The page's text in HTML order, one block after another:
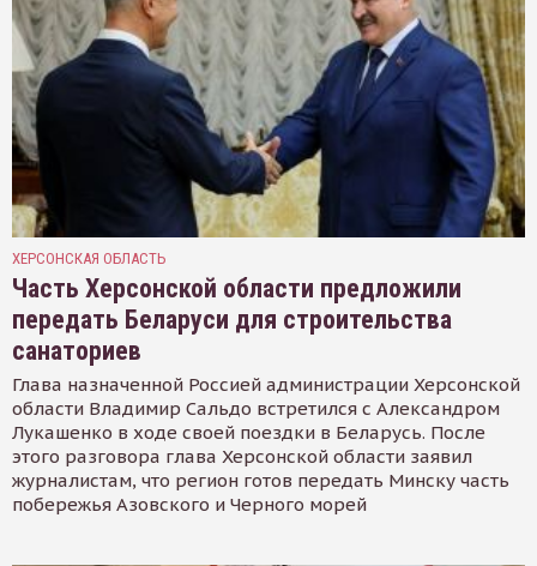
ХЕРСОНСКАЯ ОБЛАСТЬ
Часть Херсонской области предложили
передать Беларуси для строительства
санаториев
Глава назначенной Россией администрации Херсонской
области Владимир Сальдо встретился с Александром
Лукашенко в ходе своей поездки в Беларусь. После
этого разговора глава Херсонской области заявил
журналистам, что регион готов передать Минску часть
побережья Азовского и Черного морей